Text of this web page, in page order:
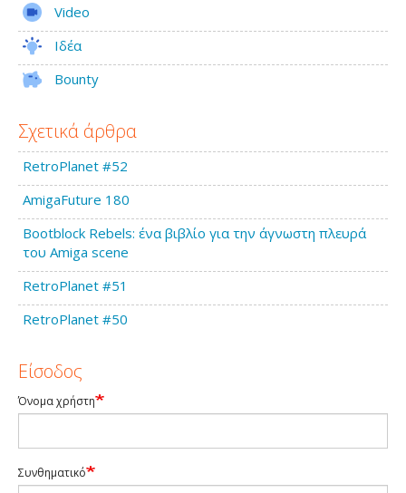
Video
Ιδέα
Bounty
Σχετικά άρθρα
RetroPlanet #52
AmigaFuture 180
Bootblock Rebels: ένα βιβλίο για την άγνωστη πλευρά
του Amiga scene
RetroPlanet #51
RetroPlanet #50
Είσοδος
Όνομα χρήστη
Συνθηματικό